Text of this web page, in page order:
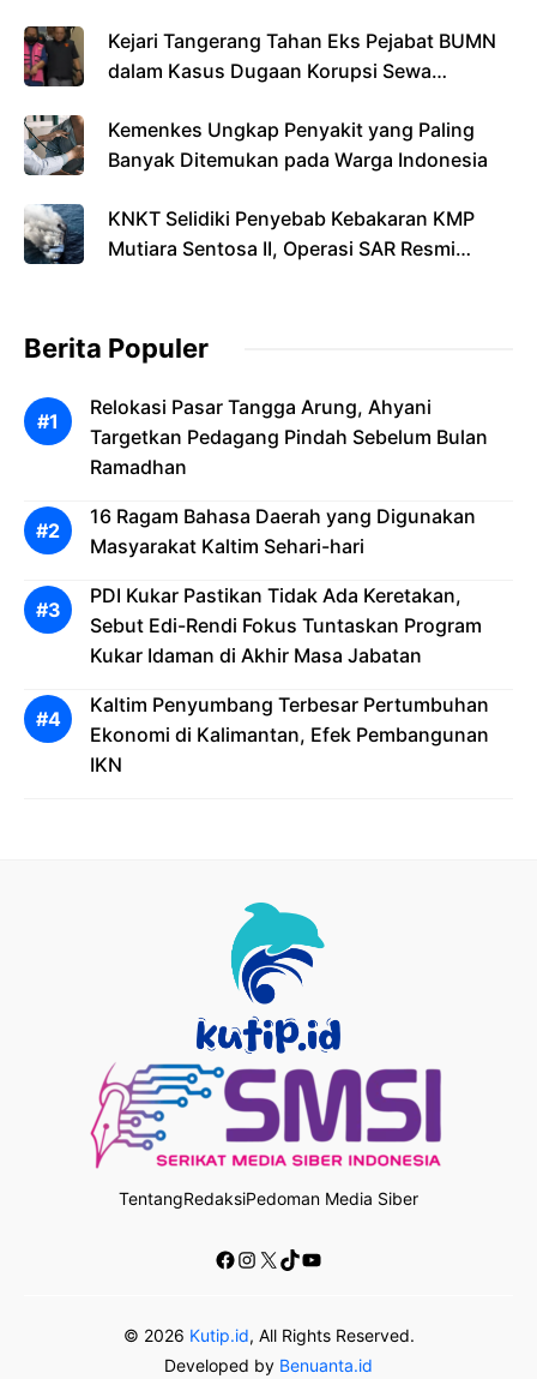
Kejari Tangerang Tahan Eks Pejabat BUMN
dalam Kasus Dugaan Korupsi Sewa
Kemenkes Ungkap Penyakit yang Paling
Banyak Ditemukan pada Warga Indonesia
KNKT Selidiki Penyebab Kebakaran KMP
Mutiara Sentosa II, Operasi SAR Resmi
Berita Populer
Relokasi Pasar Tangga Arung, Ahyani
Targetkan Pedagang Pindah Sebelum Bulan
Ramadhan
16 Ragam Bahasa Daerah yang Digunakan
Masyarakat Kaltim Sehari-hari
PDI Kukar Pastikan Tidak Ada Keretakan,
Sebut Edi-Rendi Fokus Tuntaskan Program
Kukar Idaman di Akhir Masa Jabatan
Kaltim Penyumbang Terbesar Pertumbuhan
Ekonomi di Kalimantan, Efek Pembangunan
IKN
TentangRedaksiPedoman Media Siber
Facebook
Instagram
X TikTok
YouTube
© 2026 Kutip.id, All Rights Reserved.
Developed by Benuanta.id